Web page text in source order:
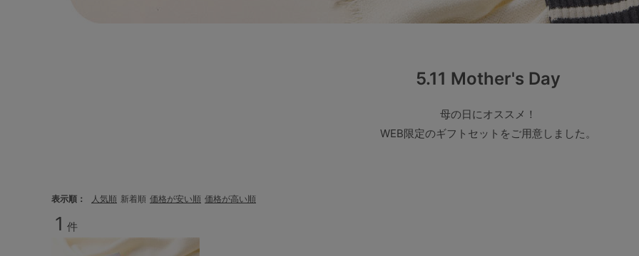
A60 A65 A70
ランキング
特集ページ
5.11 Mother's Day
母の日にオススメ！
WEB限定のギフトセットをご用意しました。
表示順 人気順 新着順 価格が安い順 価格が高い順
1 件